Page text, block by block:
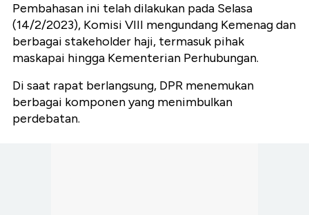
Pembahasan ini telah dilakukan pada Selasa
(14/2/2023), Komisi VIII mengundang Kemenag dan
berbagai stakeholder haji, termasuk pihak
maskapai hingga Kementerian Perhubungan.
Di saat rapat berlangsung, DPR menemukan
berbagai komponen yang menimbulkan
perdebatan.